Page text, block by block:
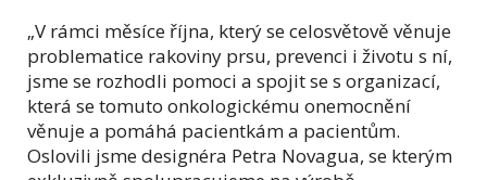
„V rámci měsíce října, který se celosvětově věnuje
problematice rakoviny prsu, prevenci i životu s ní,
jsme se rozhodli pomoci a spojit se s organizací,
která se tomuto onkologickému onemocnění
věnuje a pomáhá pacientkám a pacientům.
Oslovili jsme designéra Petra Novagua, se kterým